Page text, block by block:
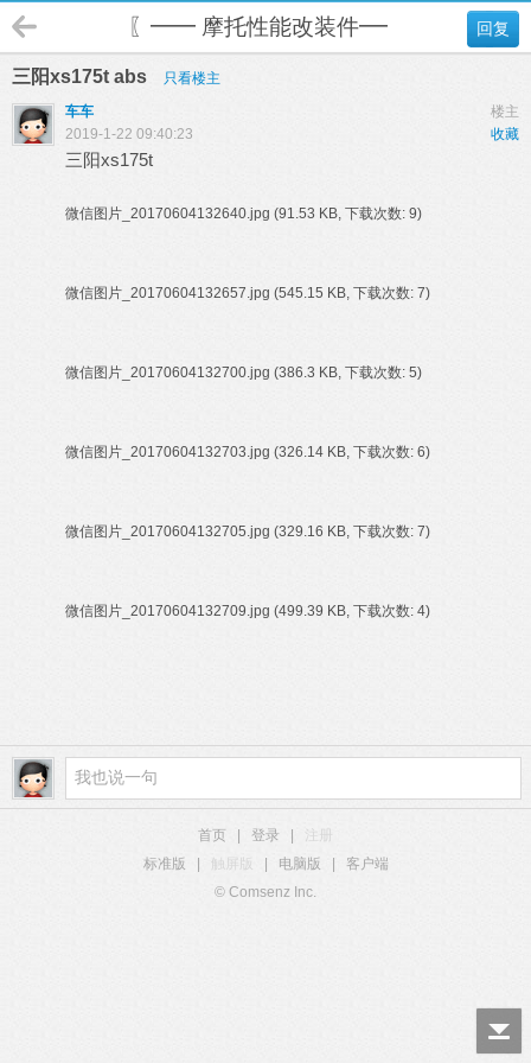
回复
〖━━ 摩托性能改装件━━〗
三阳xs175t abs
只看楼主
楼主
车车
收藏
2019-1-22 09:40:23
三阳xs175t
微信图片_20170604132640.jpg (91.53 KB, 下载次数: 9)
微信图片_20170604132657.jpg (545.15 KB, 下载次数: 7)
微信图片_20170604132700.jpg (386.3 KB, 下载次数: 5)
微信图片_20170604132703.jpg (326.14 KB, 下载次数: 6)
微信图片_20170604132705.jpg (329.16 KB, 下载次数: 7)
微信图片_20170604132709.jpg (499.39 KB, 下载次数: 4)
首页 登录
标准版
触屏版 电脑版
客户端
© Comsenz Inc.